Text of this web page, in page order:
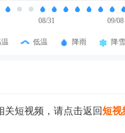
08/31 09/08
低温 降雨 降雪
关短视频，请点击返回短视